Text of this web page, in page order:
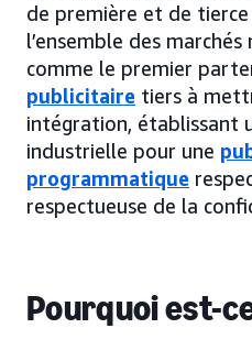
de première et de
l’ensemble des
comme le premier
publicitaire tiers à
intégration, établissant
industrielle pour une
programmatique
respectueuse de la
Pourquoi est-